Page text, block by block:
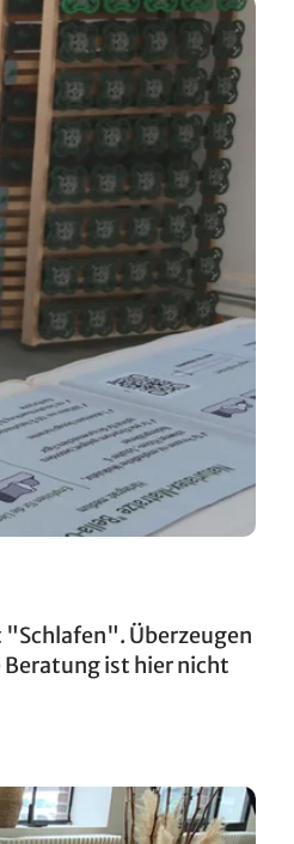
"Schlafen". Überzeugen
Beratung ist hier nicht